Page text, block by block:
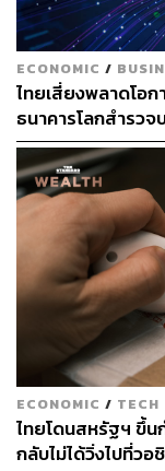
ประสบการณ์ทำงา
ปี 2552 –
ประวัติการทำงาน
ปี 2568 – ปัจ
น้อย ฟู๊ดแอน
ปี 2563 – ปัจ
ปี 2561 – ปัจ
ปี 2557 – ปัจ
ลดิ้ง
ปี 2553 – ปัจ
ปี 2552 – ปัจ
องท์ แอนด์แ
ECONOMIC /
ไทยเสี่ยงพลาดโอ
ธนาคารโลกสำรว
กลุ่ม ตามหลังเคนย
ECONOMIC / TECH
ไทยโดนสหรัฐฯ ขึ้น
กลับไม่ได้วิ่งไปที่ว